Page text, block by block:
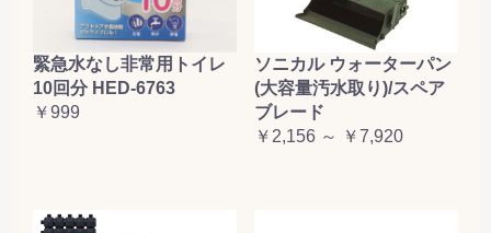
緊急水なし非常用トイレ
10回分 HED-6763
￥999
ソニカル ウォーターパン
(大容量汚水取り)/スペア
ブレード
￥2,156 ～ ￥7,920